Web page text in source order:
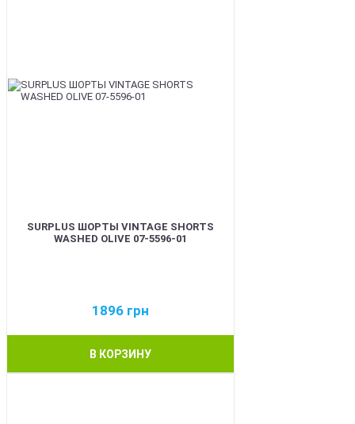
SURPLUS ШОРТЫ VINTAGE SHORTS
WASHED OLIVE 07-5596-01
1896 грн
В КОРЗИНУ